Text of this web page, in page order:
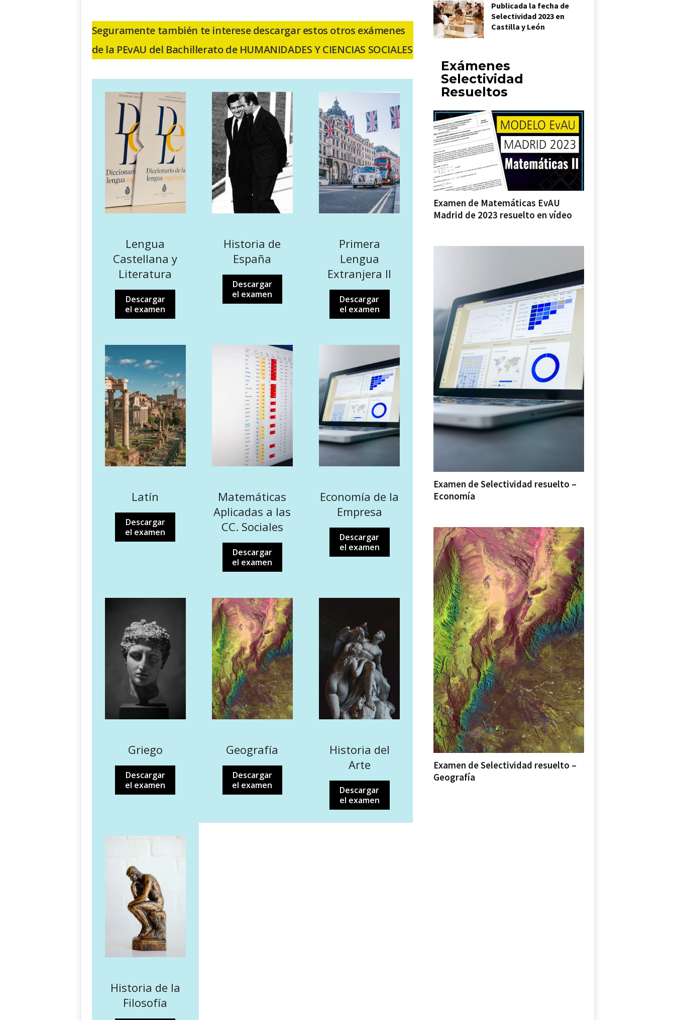
Seguramente también te interese descargar estos otros exámenes
de la PEvAU del Bachillerato de HUMANIDADES Y CIENCIAS SOCIALES
Lengua
Castellana y
Literatura
Descargar
el examen
Historia de
España
Descargar
el examen
Primera
Lengua
Extranjera II
Descargar
el examen
Latín
Descargar
el examen
Matemáticas
Aplicadas a las
CC. Sociales
Descargar
el examen
Economía de la
Empresa
Descargar
el examen
Griego
Descargar
el examen
Geografía
Descargar
el examen
Historia del
Arte
Descargar
el examen
Historia de la
Filosofía
Publicada la fecha de
Selectividad 2023 en
Castilla y León
Exámenes
Selectividad
Resueltos
Examen de Matemáticas EvAU
Madrid de 2023 resuelto en vídeo
Examen de Selectividad resuelto –
Economía
Examen de Selectividad resuelto –
Geografía